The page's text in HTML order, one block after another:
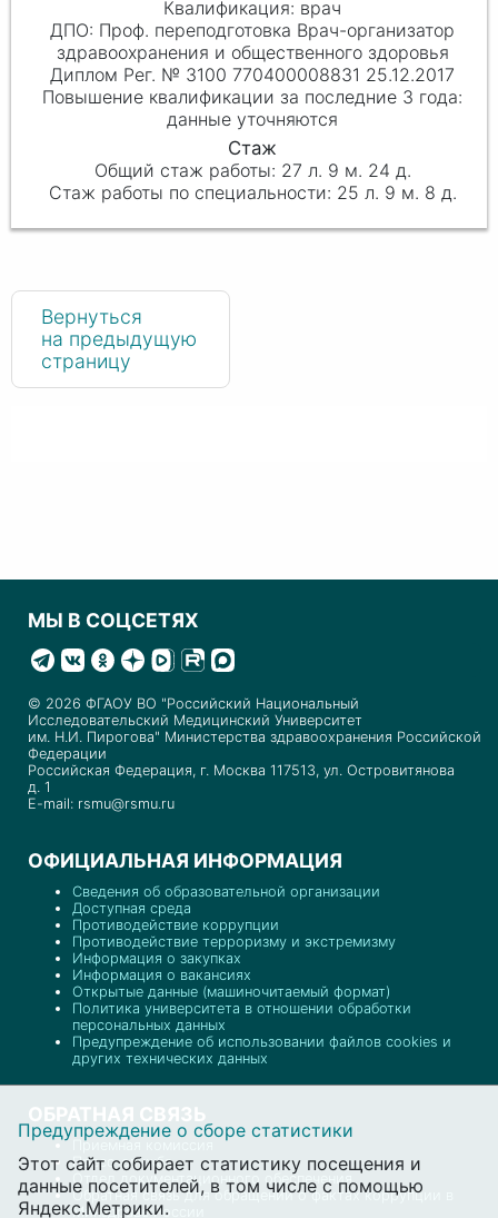
врач
Проф. переподготовка Врач-организатор
здравоохранения и общественного здоровья
Диплом Рег. № 3100 770400008831 25.12.2017
данные уточняются
27 л. 9 м. 24 д.
25 л. 9 м. 8 д.
Вернуться
на предыдущую
страницу
МЫ В СОЦСЕТЯХ
© 2026 ФГАОУ ВО "Российский Национальный
Исследовательский Медицинский Университет
им. Н.И. Пирогова" Министерства здравоохранения Российской
Федерации
Российская Федерация, г. Москва 117513, ул. Островитянова
д. 1
E-mail: rsmu@rsmu.ru
ОФИЦИАЛЬНАЯ ИНФОРМАЦИЯ
Сведения об образовательной организации
Доступная среда
Противодействие коррупции
Противодействие терроризму и экстремизму
Информация о закупках
Информация о вакансиях
Открытые данные (машиночитаемый формат)
Политика университета в отношении обработки
персональных данных
Предупреждение об использовании файлов cookies и
других технических данных
ОБРАТНАЯ СВЯЗЬ
Приемная комиссия
Пресс-служба
Отдел документационного обеспечения
Обратная связь для обращений о фактах коррупции в
Минздраве России
Предупреждение о сборе статистики
Этот сайт собирает статистику посещения и
данные посетителей, в том числе с помощью
Яндекс.Метрики.